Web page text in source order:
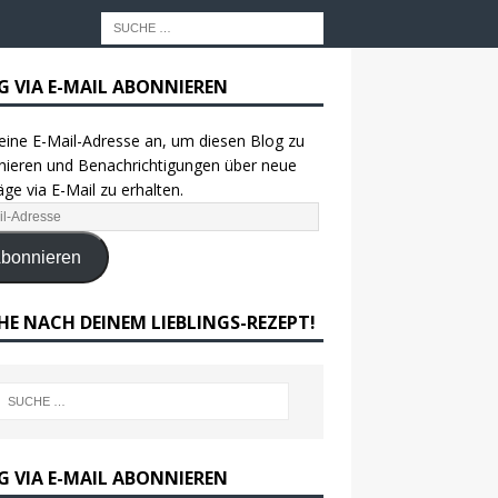
VIA E-MAIL ABONNIEREN
E-Mail-Adresse an, um diesen Blog zu
und Benachrichtigungen über neue
via E-Mail zu erhalten.
NACH DEINEM LIEBLINGS-REZEPT!
VIA E-MAIL ABONNIEREN